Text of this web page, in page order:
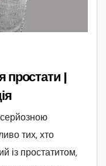
простати |
тих, хто
із простатитом,